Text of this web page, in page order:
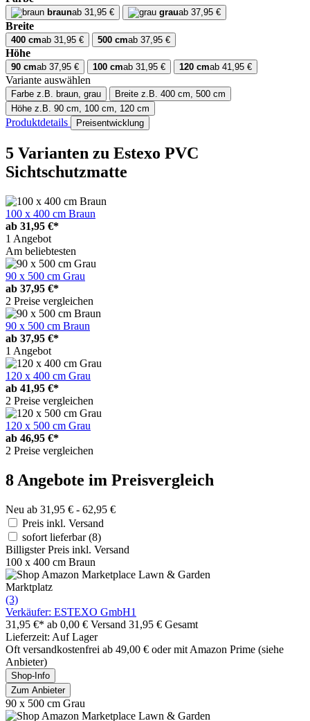
braunab 31,95 € grauab 37,95 €
Breite
400 cmab 31,95 € 500 cmab 37,95 €
Höhe
90 cmab 37,95 € 100 cmab 31,95 € 120 cmab 41,95 €
Variante auswählen
Farbe z.B. braun, grau Breite z.B. 400 cm, 500 cm
Höhe z.B. 90 cm, 100 cm, 120 cm
Produktdetails Preisentwicklung
5 Varianten zu Estexo PVC
Sichtschutzmatte
100 x 400 cm Braun
ab 31,95 €*
1 Angebot
Am beliebtesten
90 x 500 cm Grau
ab 37,95 €*
2 Preise vergleichen
90 x 500 cm Braun
ab 37,95 €*
1 Angebot
120 x 400 cm Grau
ab 41,95 €*
2 Preise vergleichen
120 x 500 cm Grau
ab 46,95 €*
2 Preise vergleichen
8 Angebote im Preisvergleich
Neu ab 31,95 € - 62,95 €
Preis inkl. Versand
sofort lieferbar(8)
Billigster Preis inkl. Versand
100 x 400 cm Braun
Marktplatz
(3)
Verkäufer: ESTEXO GmbH1
31,95 €* ab 0,00 € Versand 31,95 € Gesamt
Lieferzeit: Auf Lager
Oft versandkostenfrei ab 49,00 € oder mit Amazon Prime (siehe
Anbieter)
Shop-Info
Zum Anbieter
90 x 500 cm Grau